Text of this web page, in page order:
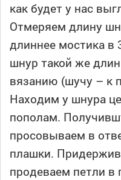
как будет у нас
Отмеряем длину
длиннее мостика в
шнур такой же
вязанию (шучу – к
Находим у шнура
пополам.
просовываем в
плашки.
продеваем петли